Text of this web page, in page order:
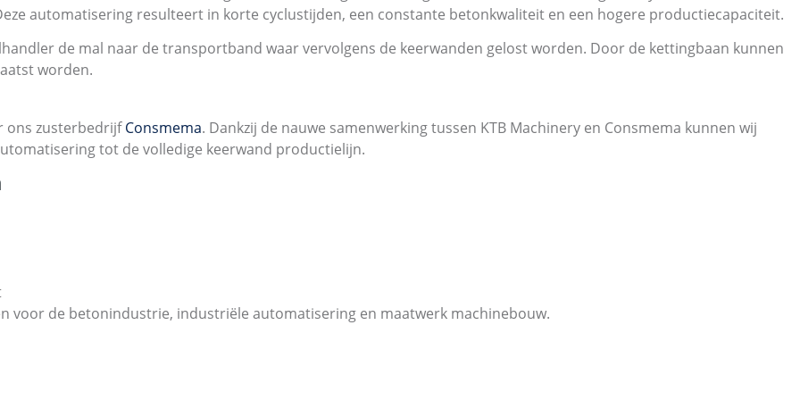
automatisering resulteert in korte cyclustijden, een constante betonkwaliteit en een hogere productiecapaciteit.
de mal naar de transportband waar vervolgens de keerwanden gelost worden. Door de kettingbaan kunnen
worden.
ons zusterbedrijfConsmema. Dankzij de nauwe samenwerking tussen KTB Machinery en Consmema kunnen wij
tot de volledige keerwand productielijn.
voor de betonindustrie, industriële automatisering en maatwerk machinebouw.